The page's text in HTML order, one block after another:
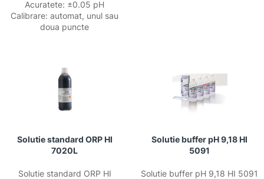
Acuratete: ±0.05 pH
Calibrare: automat, unul sau
doua puncte
Solutie standard ORP HI
7020L
Solutie standard ORP HI
Solutie buffer pH 9,18 HI
5091
Solutie buffer pH 9,18 HI 5091